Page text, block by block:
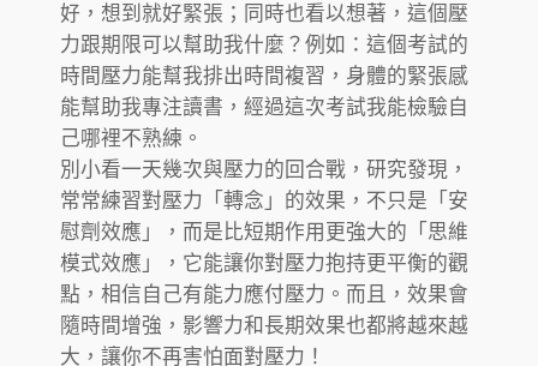
好，想到就好緊張；同時也看以想著，這個壓
力跟期限可以幫助我什麼？例如：這個考試的
時間壓力能幫我排出時間複習，身體的緊張感
能幫助我專注讀書，經過這次考試我能檢驗自
己哪裡不熟練。
別小看一天幾次與壓力的回合戰，研究發現，
常常練習對壓力「轉念」的效果，不只是「安
慰劑效應」，而是比短期作用更強大的「思維
模式效應」，它能讓你對壓力抱持更平衡的觀
點，相信自己有能力應付壓力。而且，效果會
隨時間增強，影響力和長期效果也都將越來越
大，讓你不再害怕面對壓力！